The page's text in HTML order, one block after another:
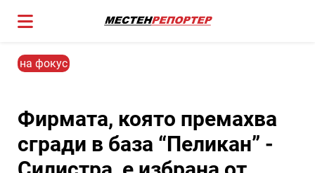
на фокус
Фирмата, която премахва
сгради в база “Пеликан” -